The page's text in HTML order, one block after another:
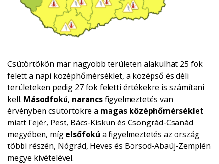
Csütörtökön már nagyobb területen alakulhat 25 fok
felett a napi középhőmérséklet, a középső és déli
területeken pedig 27 fok feletti értékekre is számítani
kell. Másodfokú, narancsfigyelmeztetés van
érvényben csütörtökre a magas középhőmérséklet
miatt Fejér, Pest, Bács-Kiskun és Csongrád-Csanád
megyében, míg elsőfokú a figyelmeztetés az ország
többi részén, Nógrád, Heves és Borsod-Abaúj-Zemplén
megye kivételével.